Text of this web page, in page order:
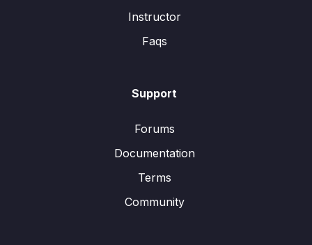
Instructor
Faqs
Support
Forums
Documentation
Terms
Community